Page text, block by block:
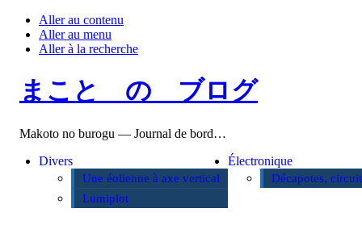
Aller au contenu
Aller au menu
Aller à la recherche
まこと の ブログ
Makoto no burogu — Journal de bord…
Divers
Une éolienne à axe vertical
Lumiplot
Électronique
Décapotes,